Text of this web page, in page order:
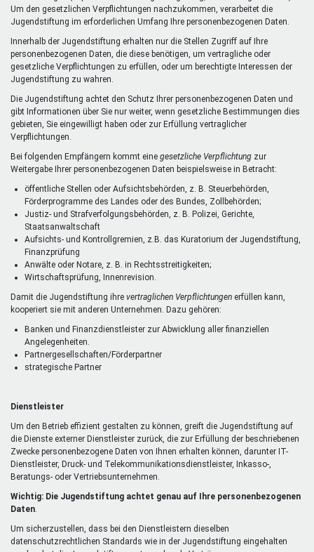
Um den gesetzlichen Verpflichtungen nachzukommen, verarbeitet die
Jugendstiftung im erforderlichen Umfang Ihre personenbezogenen Daten.
Innerhalb der Jugendstiftung erhalten nur die Stellen Zugriff auf Ihre
personenbezogenen Daten, die diese benötigen, um vertragliche oder
gesetzliche Verpflichtungen zu erfüllen, oder um berechtigte Interessen der
Jugendstiftung zu wahren.
Die Jugendstiftung achtet den Schutz Ihrer personenbezogenen Daten und
gibt Informationen über Sie nur weiter, wenn gesetzliche Bestimmungen dies
gebieten, Sie eingewilligt haben oder zur Erfüllung vertraglicher
Verpflichtungen.
Bei folgenden Empfängern kommt eine gesetzliche Verpflichtung zur
Weitergabe Ihrer personenbezogenen Daten beispielsweise in Betracht:
öffentliche Stellen oder Aufsichtsbehörden, z. B. Steuerbehörden,
Förderprogramme des Landes oder des Bundes, Zollbehörden;
Justiz- und Strafverfolgungsbehörden, z. B. Polizei, Gerichte,
Staatsanwaltschaft
Aufsichts- und Kontrollgremien, z.B. das Kuratorium der Jugendstiftung,
Finanzprüfung
Anwälte oder Notare, z. B. in Rechtsstreitigkeiten;
Wirtschaftsprüfung, Innenrevision.
Damit die Jugendstiftung ihre vertraglichen Verpflichtungen erfüllen kann,
kooperiert sie mit anderen Unternehmen. Dazu gehören:
Banken und Finanzdienstleister zur Abwicklung aller finanziellen
Angelegenheiten.
Partnergesellschaften/Förderpartner
strategische Partner
Dienstleister
Um den Betrieb effizient gestalten zu können, greift die Jugendstiftung auf
die Dienste externer Dienstleister zurück, die zur Erfüllung der beschriebenen
Zwecke personenbezogene Daten von Ihnen erhalten können, darunter IT-
Dienstleister, Druck- und Telekommunikationsdienstleister, Inkasso-,
Beratungs- oder Vertriebsunternehmen.
Wichtig: Die Jugendstiftung achtet genau auf Ihre personenbezogenen
Daten
Um sicherzustellen, dass bei den Dienstleistern dieselben
datenschutzrechtlichen Standards wie in der Jugendstiftung eingehalten